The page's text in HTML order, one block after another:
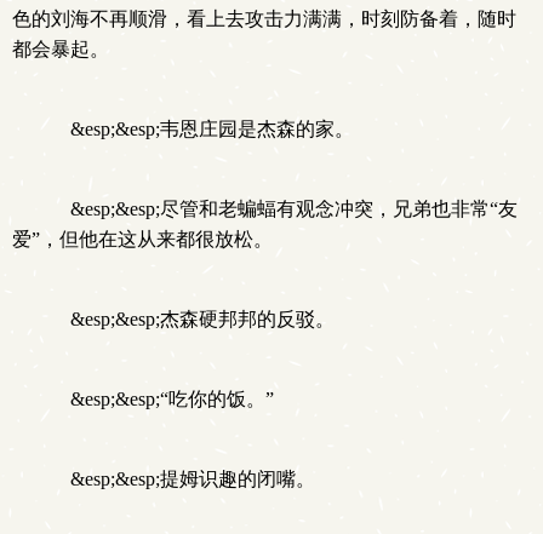
色的刘海不再顺滑，看上去攻击力满满，时刻防备着，随时
都会暴起。
&esp;&esp;韦恩庄园是杰森的家。
&esp;&esp;尽管和老蝙蝠有观念冲突，兄弟也非常“友
爱”，但他在这从来都很放松。
&esp;&esp;杰森硬邦邦的反驳。
&esp;&esp;“吃你的饭。”
&esp;&esp;提姆识趣的闭嘴。